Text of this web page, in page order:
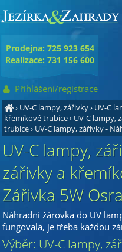
› UV-C lampy, zářivky› UV-C
křemíkové trubice› UV-C lampy,
trubice› UV-C lampy, zářivky -
UV-C lampy,
zářivky a
Zářivka 5W
Náhradní žárovka do UV
fungovala, je třeba každou
Výběr: UV-C lampy,
Prodejna: 725 923 654
Realizace: 731 156 600
Přihlášení/registrace